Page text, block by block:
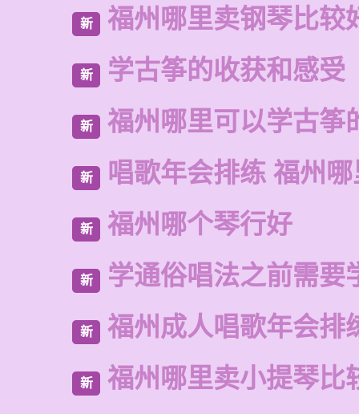
新 福州哪里卖钢琴比较
新 学古筝的收获和感受
新 福州哪里可以学古筝
新 唱歌年会排练 福州
新 福州哪个琴行好
新 学通俗唱法之前需要
新 福州成人唱歌年会排
新 福州哪里卖小提琴比